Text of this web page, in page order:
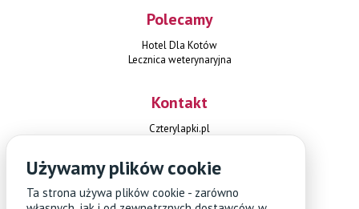
Polecamy
Hotel Dla Kotów
Lecznica weterynaryjna
Kontakt
Czterylapki.pl
+48 451 108 689
sklep@czterylapki.pl
Używamy plików cookie
Ta strona używa plików cookie - zarówno